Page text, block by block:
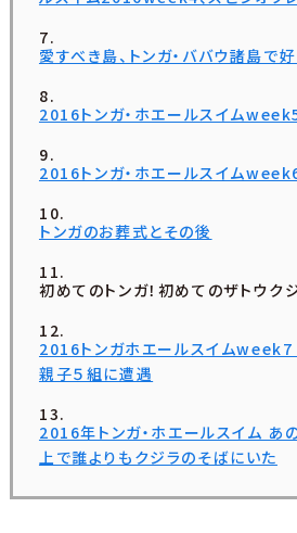
愛すべき島、トンガ・ババウ諸島で
2016トンガ・ホエールスイム
2016トンガ・ホエールスイム
トンガのお葬式とその後
初めてのトンガ！初めてのザトウク
2016トンガホエールスイムweek7
親子５組に遭遇
2016年トンガ・ホエールスイム あ
上で誰よりもクジラのそばにいた